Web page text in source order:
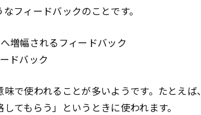
フィードバックのことです。
増幅されるフィードバック
ドバック
で使われることが多いようです。たとえば、
てもらう」というときに使われます。